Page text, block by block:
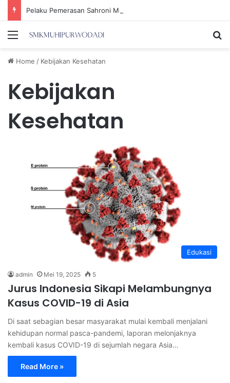
Menu
Home / Kebijakan Kesehatan
Kebijakan
Kesehatan
Edukasi
admin Mei 19, 2025 5
Jurus Indonesia Sikapi Melambungnya
Kasus COVID-19 di Asia
Di saat sebagian besar masyarakat mulai kembali menjalani
kehidupan normal pasca-pandemi, laporan melonjaknya
kembali kasus COVID-19 di sejumlah negara Asia…
Read More »